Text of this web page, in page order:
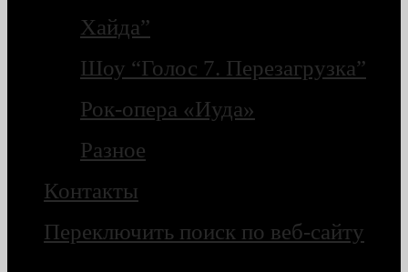
Хайда”
Шоу “Голос 7. Перезагрузка”
Рок-опера «Иуда»
Разное
Контакты
Переключить поиск по веб-сайту